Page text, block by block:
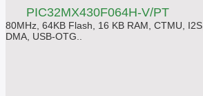
PIC32MX430F064H-V/PT
80MHz, 64KB Flash, 16 KB RAM, CTMU, I2S,
DMA, USB-OTG..